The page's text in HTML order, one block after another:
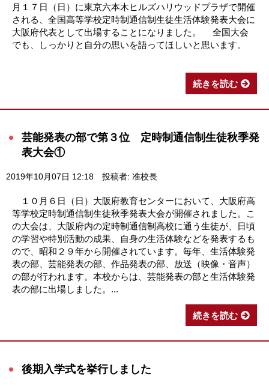
月１７日（日）に東京六本木ヒルズハリウッドプラザで開催
される、全国高等学校定時制通信制生徒生活体験発表大会に
大阪府代表として出場することになりました。 全国大会
でも、しっかりと自分の思いを語ってほしいと思います。
続きを読む
芸能発表の部で第３位 定時制通信制生徒秋季発
表大会①
2019年10月07日 12:18 投稿者: 准校長
１０月６日（日）大阪府教育センターにおいて、大阪府高
等学校定時制通信制生徒秋季発表大会が開催されました。こ
の大会は、大阪府内の定時制通信制高校に通う生徒が、日頃
の学習や特別活動の成果、自身の生活体験などを発表するも
ので、昭和２９年から開催されています。毎年、生活体験発
表の部、芸能発表の部、作品発表の部、放送（映像・音声）
の部が行われます。本校からは、芸能発表の部と生活体験発
表の部に出場しました。...
続きを読む
後期入学式を挙行しました